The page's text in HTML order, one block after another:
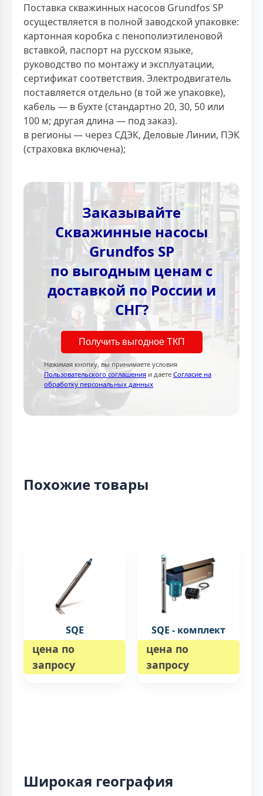
Поставка скважинных насосов Grundfos SP
осуществляется в полной заводской упаковке:
картонная коробка с пенополиэтиленовой
вставкой, паспорт на русском языке,
руководство по монтажу и эксплуатации,
сертификат соответствия. Электродвигатель
поставляется отдельно (в той же упаковке),
кабель — в бухте (стандартно 20, 30, 50 или
100 м; другая длина — под заказ).
в регионы — через СДЭК, Деловые Линии, ПЭК
(страховка включена);
Заказывайте
Скважинные насосы
Grundfos SP
по выгодным ценам с
доставкой по России и
СНГ?
Получить выгодное ТКП
Нажимая кнопку, вы принимаете условия
Пользовательского соглашения и даете Согласие на
обработку персональных данных
Похожие товары
SQE
цена по
запросу
SQE - комплект
цена по
запросу
Широкая география